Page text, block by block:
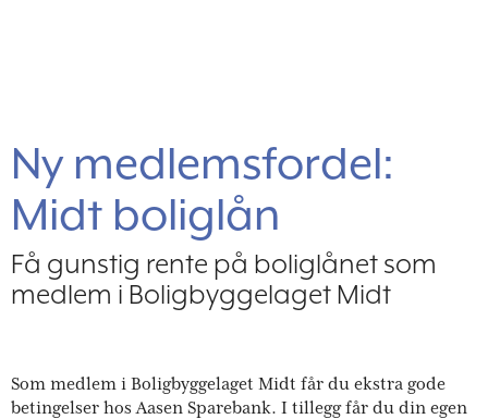
Ny medlemsfordel:
Midt boliglån
Få gunstig rente på boliglånet som
medlem i Boligbyggelaget Midt
Som medlem i Boligbyggelaget Midt får du ekstra gode
betingelser hos Aasen Sparebank. I tillegg får du din egen